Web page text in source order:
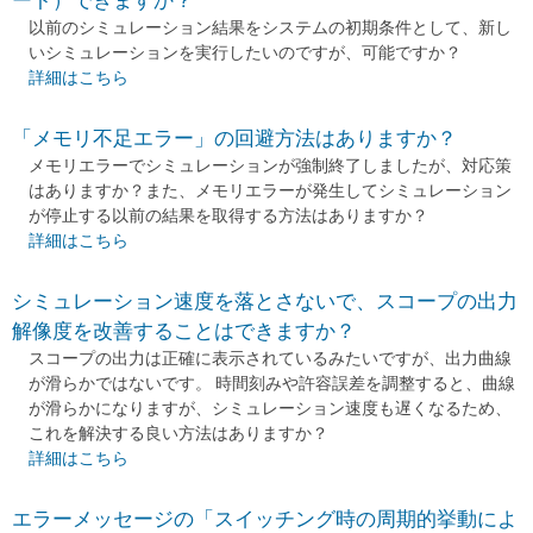
以前のシミュレーション結果をシステムの初期条件として、新し
いシミュレーションを実行したいのですが、可能ですか？
前の計算終了時点からシミュレーションを開始（リスタート）でき
詳細はこちら
「メモリ不足エラー」の回避方法はありますか？
メモリエラーでシミュレーションが強制終了しましたが、対応策
はありますか？また、メモリエラーが発生してシミュレーション
が停止する以前の結果を取得する方法はありますか？
「メモリ不足エラー」の回避方法はありますか？ について
詳細はこちら
シミュレーション速度を落とさないで、スコープの出力
解像度を改善することはできますか？
スコープの出力は正確に表示されているみたいですが、出力曲線
が滑らかではないです。 時間刻みや許容誤差を調整すると、曲線
が滑らかになりますが、シミュレーション速度も遅くなるため、
これを解決する良い方法はありますか？
シミュレーション速度を落とさないで、スコープの出力解像度を改
詳細はこちら
エラーメッセージの「スイッチング時の周期的挙動によ